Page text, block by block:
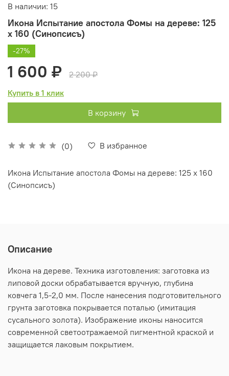
В наличии: 15
Икона Испытание апостола Фомы на дереве: 125
х 160 (Синопсисъ)
(0) В избранное
-27%
1 600 ₽
2 200 ₽
Купить в 1 клик
В корзину
Икона Испытание апостола Фомы на дереве: 125 х 160
(Синопсисъ)
Описание
Икона на дереве. Техника изготовления: заготовка из
липовой доски обрабатывается вручную, глубина
ковчега 1,5-2,0 мм. После нанесения подготовительного
грунта заготовка покрывается поталью (имитация
сусального золота). Изображение иконы наносится
современной светоотражаемой пигментной краской и
защищается лаковым покрытием.